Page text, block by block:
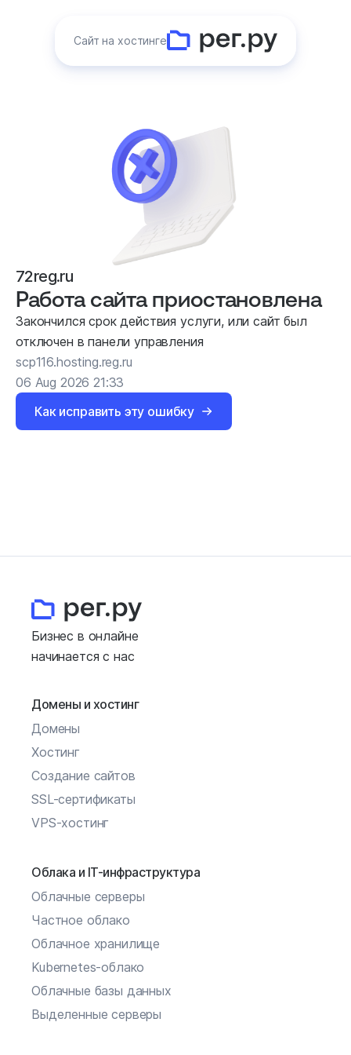
Сайт на хостинге
72reg.ru
Работа сайта приостановлена
Закончился срок действия услуги, или сайт был
отключен в панели управления
scp116.hosting.reg.ru
06 Aug 2026 21:33
Как исправить эту ошибку
Бизнес в онлайне
начинается с нас
Домены и хостинг
Домены
Хостинг
Создание сайтов
SSL-сертификаты
VPS-хостинг
Облака и IT-инфраструктура
Облачные серверы
Частное облако
Облачное хранилище
Kubernetes-облако
Облачные базы данных
Выделенные серверы